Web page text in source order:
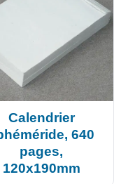
Calendrier
640
pages,
120x190mm